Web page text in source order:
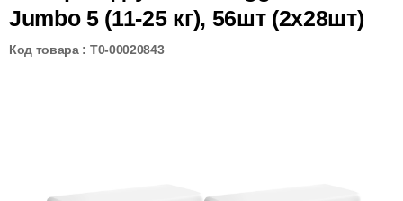
Jumbo 5 (11-25 кг), 56шт (2x28шт)
Код товара : T0-00020843